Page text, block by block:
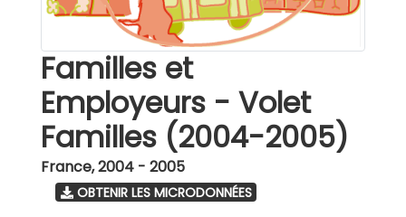
Familles et
Employeurs - Volet
Familles (2004-2005)
France,2004 - 2005
OBTENIR LES MICRODONNÉES